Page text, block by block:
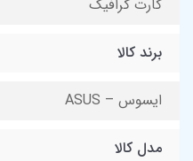
کارت گرافیک
برند کالا
ایسوس – ASUS
مدل کالا